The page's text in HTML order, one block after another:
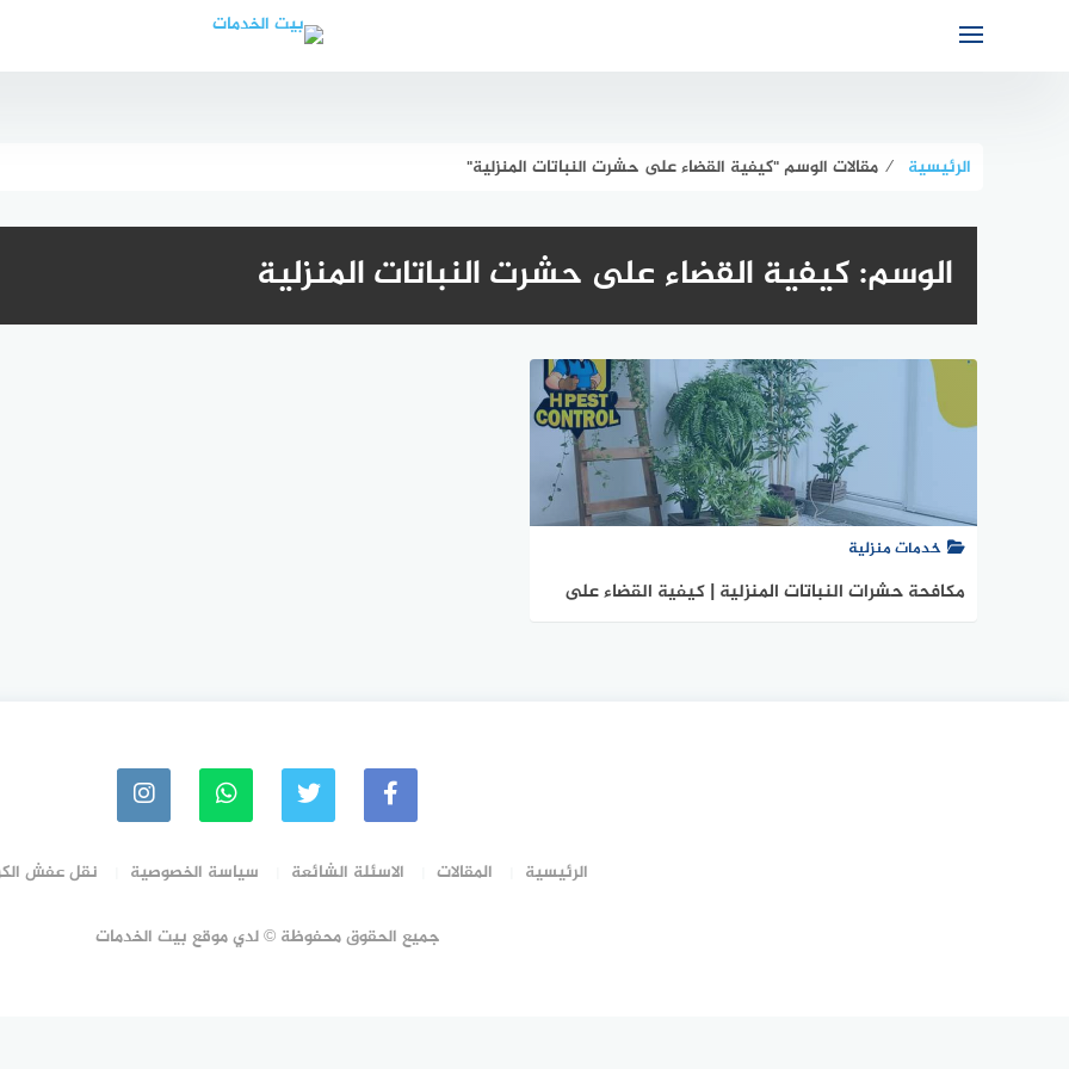
الرئيسية ⁄ مقالات الوسم "كيفية القضاء على حشرت النباتات المنزلية"
الوسم:كيفية القضاء على حشرت النباتات المنزلية
خدمات منزلية
مكافحة حشرات النباتات المنزلية | كيفية القضاء على
الرئيسية المقالات الاسئلة الشائعة سياسة الخصوصية نقل عفش
جميع الحقوق محفوظة © لدي موقع بيت الخدمات